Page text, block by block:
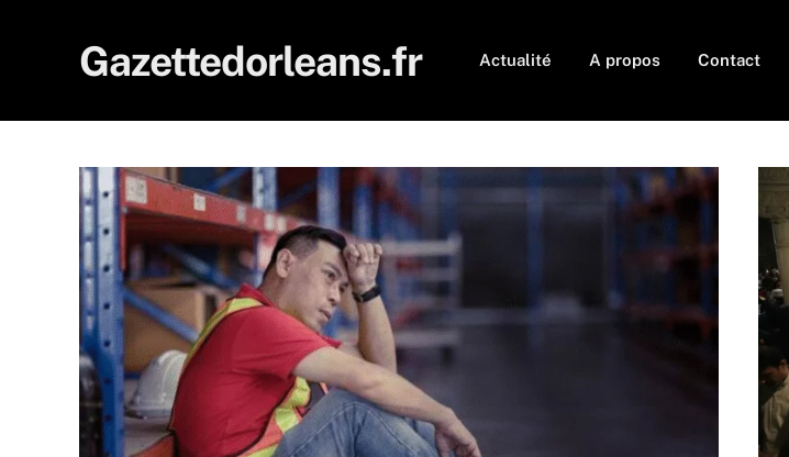
Gazettedorleans.fr Actualité A propos Contact